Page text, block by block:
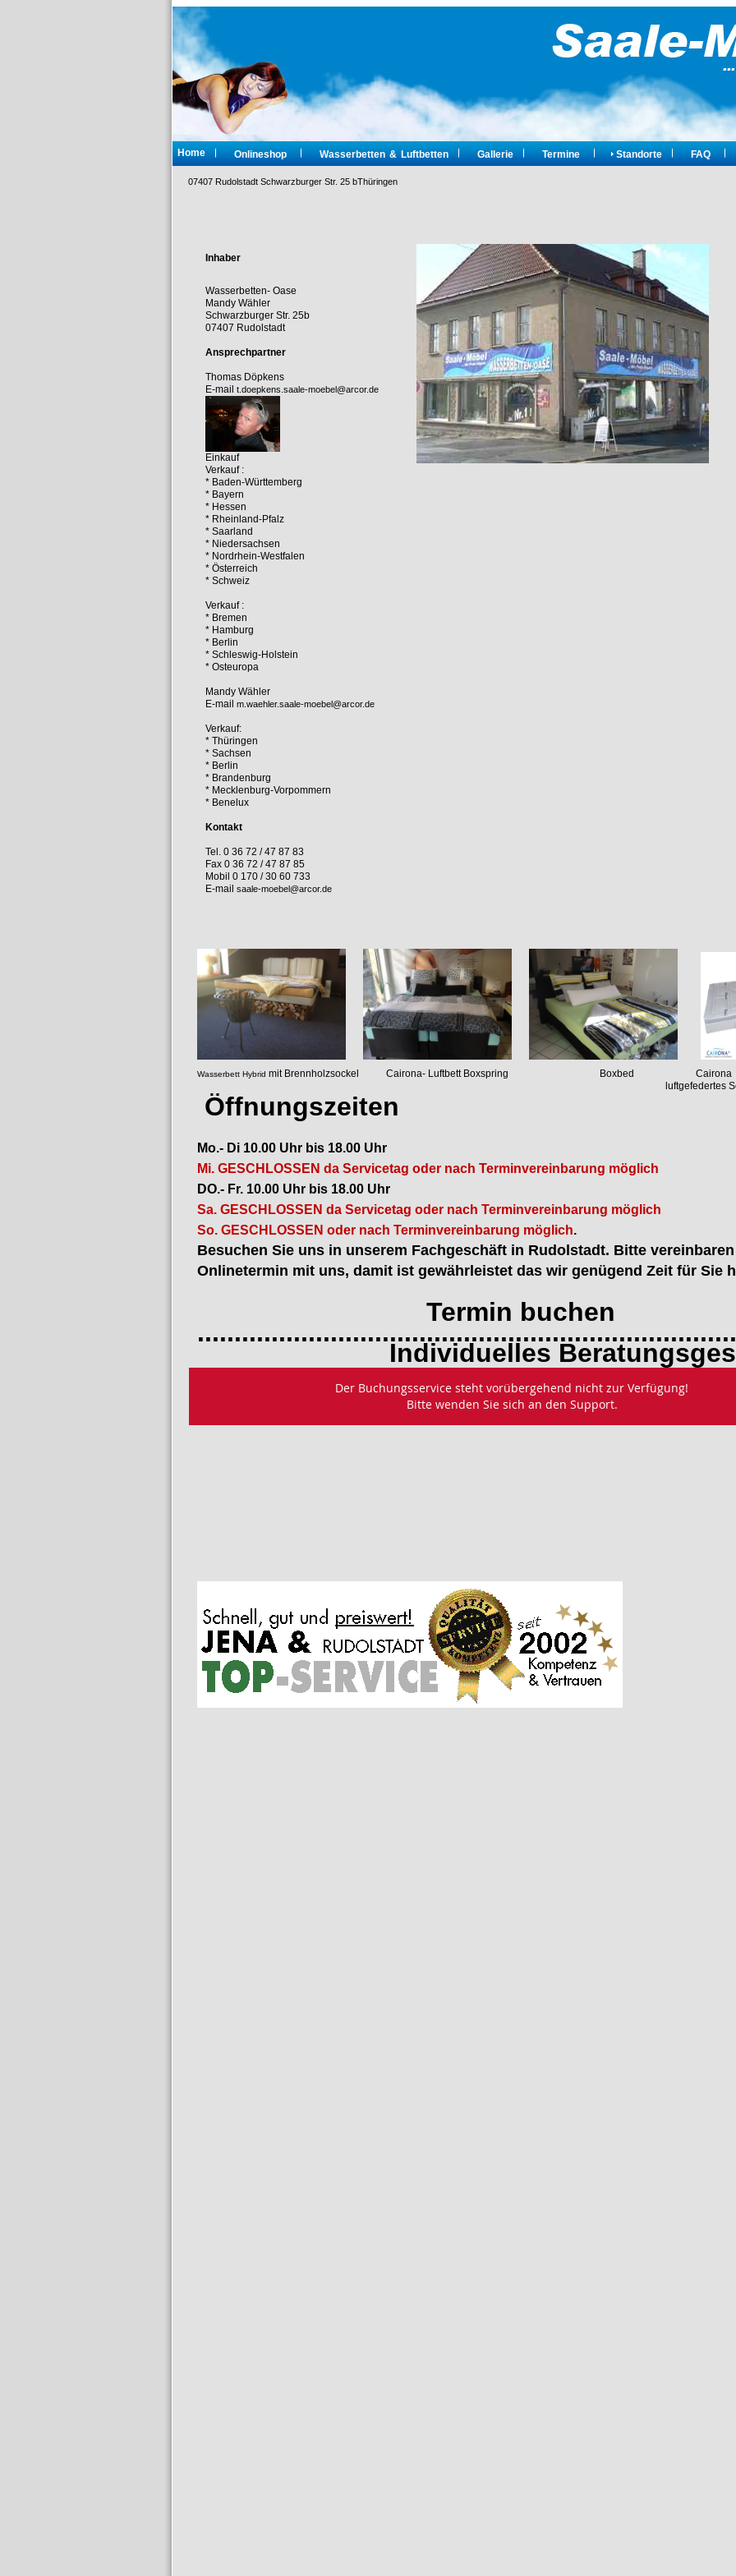
Home Onlineshop Wasserbetten & Luftbetten Gallerie Termine Standorte FAQ
07407 Rudolstadt Schwarzburger Str. 25 bThüringen
Inhaber
Wasserbetten- Oase
Mandy Wähler
Schwarzburger Str. 25b
07407 Rudolstadt
Ansprechpartner
Thomas Döpkens
E-mail t.doepkens.saale-moebel@arcor.de
Einkauf
Verkauf :
* Baden-Württemberg
* Bayern
* Hessen
* Rheinland-Pfalz
* Saarland
* Niedersachsen
* Nordrhein-Westfalen
* Österreich
* Schweiz
Verkauf :
* Bremen
* Hamburg
* Berlin
* Schleswig-Holstein
* Osteuropa
Mandy Wähler
E-mail m.waehler.saale-moebel@arcor.de
Verkauf:
* Thüringen
* Sachsen
* Berlin
* Brandenburg
* Mecklenburg-Vorpommern
* Benelux
Kontakt
Tel. 0 36 72 / 47 87 83
Fax 0 36 72 / 47 87 85
Mobil 0 170 / 30 60 733
E-mail saale-moebel@arcor.de
Wasserbett Hybrid mit Brennholzsockel Cairona- Luftbett Boxspring Boxbed Cairona
luftgefedertes
Öffnungszeiten
Mo.- Di 10.00 Uhr bis 18.00 Uhr
Mi. GESCHLOSSEN da Servicetag oder nach Terminvereinbarung möglich
DO.- Fr. 10.00 Uhr bis 18.00 Uhr
Sa. GESCHLOSSEN da Servicetag oder nach Terminvereinbarung möglich
So. GESCHLOSSEN oder nach Terminvereinbarung möglich.
Besuchen Sie uns in unserem Fachgeschäft in Rudolstadt. Bitte
Onlinetermin mit uns, damit ist gewährleistet das wir genügend Zeit für Sie
Termin buchen
Individuelles